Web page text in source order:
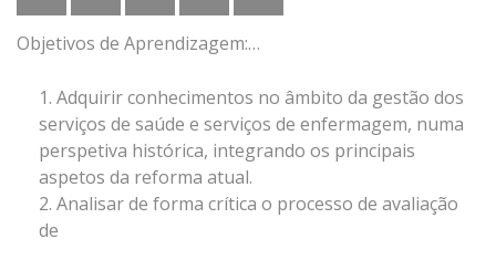
Objetivos de Aprendizagem:
Adquirir conhecimentos no âmbito da gestão dos
serviços de saúde e serviços de enfermagem, numa
perspetiva histórica, integrando os principais
aspetos da reforma atual.
Analisar de forma crítica o processo de avaliação
de